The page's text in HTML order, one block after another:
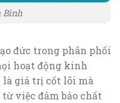
Bình
đức trong phân phối
hoạt động kinh
là giá trị cốt lõi mà
việc đảm bảo chất